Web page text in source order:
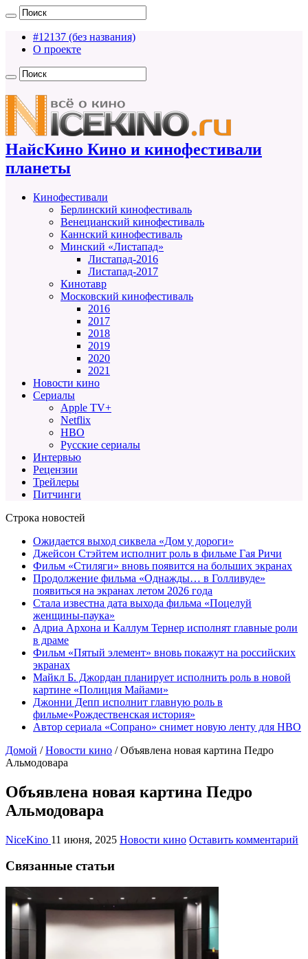
#12137 (без названия)
О проекте
НайсКино Кино и кинофестивали
планеты
Кинофестивали
Берлинский кинофестиваль
Венецианский кинофестиваль
Каннский кинофестиваль
Минский «Листапад»
Листапад-2016
Листапад-2017
Кинотавр
Московский кинофестиваль
2016
2017
2018
2019
2020
2021
Новости кино
Сериалы
Apple TV+
Netflix
HBO
Русские сериалы
Интервью
Рецензии
Трейлеры
Питчинги
Строка новостей
Ожидается выход сиквела «Дом у дороги»
Джейсон Стэйтем исполнит роль в фильме Гая Ричи
Фильм «Стиляги» вновь появится на больших экранах
Продолжение фильма «Однажды… в Голливуде»
появиться на экранах летом 2026 года
Стала известна дата выхода фильма «Поцелуй
женщины-паука»
Адриа Архона и Каллум Тернер исполнят главные роли
в драме
Фильм «Пятый элемент» вновь покажут на российских
экранах
Майкл Б. Джордан планирует исполнить роль в новой
картине «Полиция Майами»
Джонни Депп исполнит главную роль в
фильме«Рождественская история»
Автор сериала «Сопрано» снимет новую ленту для HBO
Домой / Новости кино / Объявлена новая картина Педро
Альмодовара
Объявлена новая картина Педро
Альмодовара
NiceKino 11 июня, 2025 Новости кино Оставить комментарий
Связанные статьи